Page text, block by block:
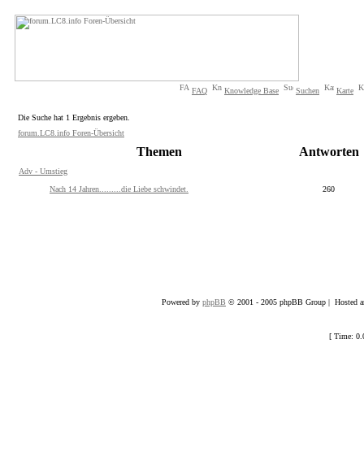
FAQ Knowledge Base Suchen Karte
Die Suche hat 1 Ergebnis ergeben.
forum.LC8.info Foren-Übersicht
Themen Antworten
Adv - Umstieg
Nach 14 Jahren.........die Liebe schwindet.
260
Powered by phpBB © 2001 - 2005 phpBB Group | Hosted
[ Time: